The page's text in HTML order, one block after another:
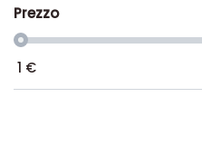
Prezzo
1 €